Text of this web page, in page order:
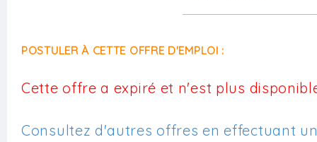
POSTULER À CETTE OFFRE D'EMPLOI :
Cette offre a expiré et n'est plus
Consultez d'autres offres en effectuant